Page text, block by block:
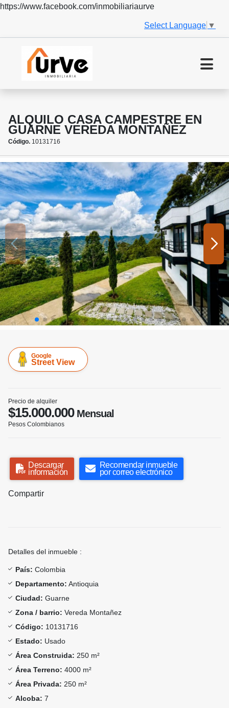
https://www.facebook.com/inmobiliariaurve
Select Language ▼
ALQUILO CASA CAMPESTRE EN
GUARNE VEREDA MONTAÑEZ
Código. 10131716
Google
Street View
Precio de alquiler
$15.000.000Mensual
Pesos Colombianos
Descargar
información
Recomendar inmueble
por correo electrónico
Compartir
Detalles del inmueble :
País: Colombia
Departamento: Antioquia
Ciudad: Guarne
Zona / barrio: Vereda Montañez
Código: 10131716
Estado: Usado
Área Construida: 250 m²
Área Terreno: 4000 m²
Área Privada: 250 m²
Alcoba: 7